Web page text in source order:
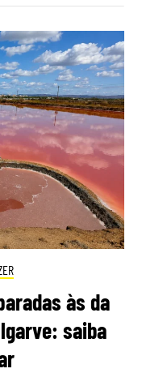
às da
saiba